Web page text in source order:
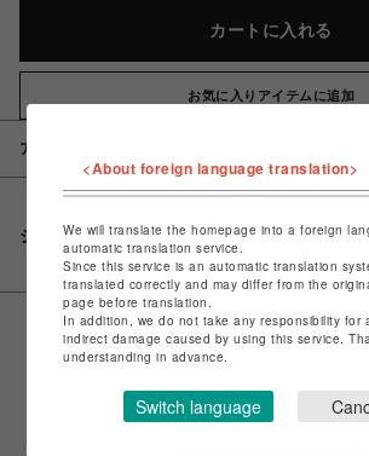
カートに入れる
お気に入りアイテムに追加
アイテム説明 / 素材
シェアする
<About foreign language translation>
We will translate the homepage into a foreign
automatic translation service.
Since this service is an automatic translation
translated correctly and may differ from the
page before translation.
In addition, we do not take any responsibility for
indirect damage caused by using this service.
understanding in advance.
Switch language